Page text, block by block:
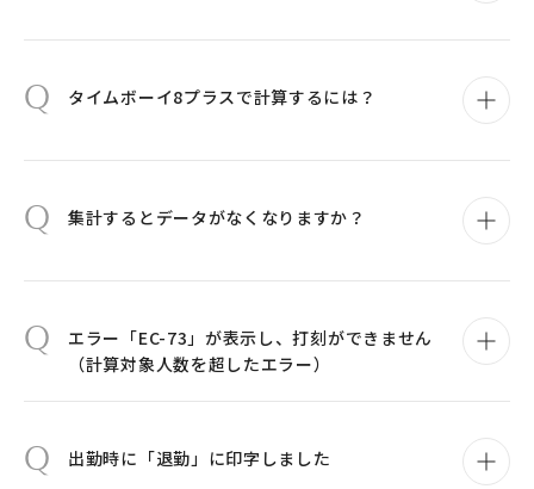
Q タイムボーイ8プラスで計算するには？
Q 集計するとデータがなくなりますか？
Q
エラー「EC-73」が表示し、打刻ができません
（計算対象人数を超したエラー）
Q 出勤時に「退勤」に印字しました